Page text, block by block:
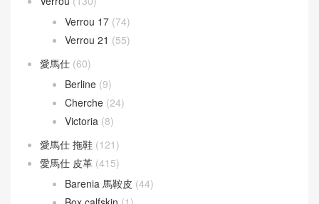
Verrou 17 (74)
Verrou 21 (55)
愛馬仕 (60)
Berline (9)
Cherche (24)
Victoria (8)
愛馬仕 拖鞋 (121)
愛馬仕 皮革 (415)
Barenia 馬鞍皮 (44)